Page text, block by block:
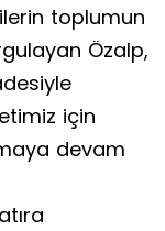
toplumun
Özalp,
için
devam